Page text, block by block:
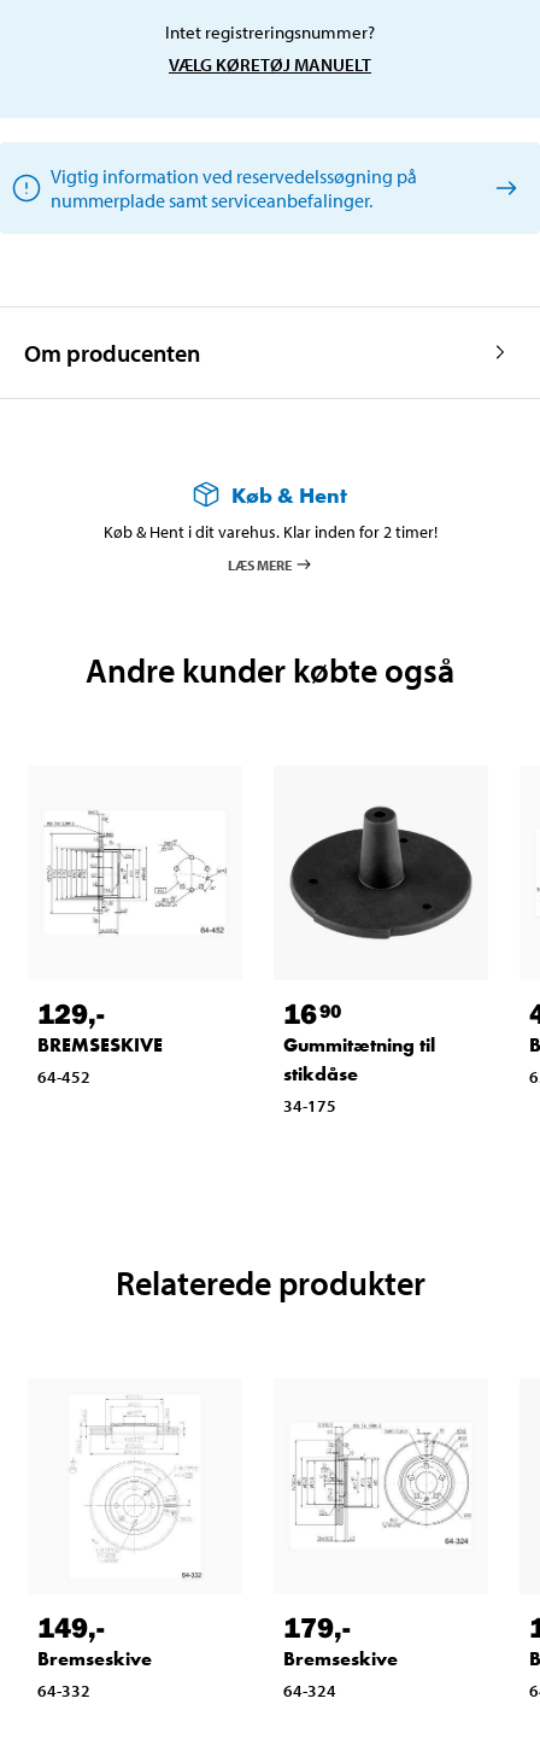
Intet registreringsnummer?
VÆLG KØRETØJ MANUELT
Vigtig information ved reservedelssøgning på
nummerplade samt serviceanbefalinger.
Om producenten
Køb & Hent
Køb & Hent i dit varehus. Klar inden for 2 timer!
LÆS MERE
Andre kunder købte også
129,-
BREMSESKIVE
64-452
1690
Gummitætning til
stikdåse
34-175
Relaterede produkter
149,-
Bremseskive
64-332
179,-
Bremseskive
64-324